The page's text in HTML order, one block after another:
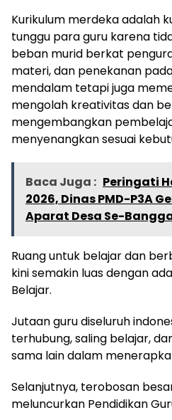
Kurikulum merdeka adalah
tunggu para guru karena
beban murid berkat
materi, dan penekanan
mendalam tetapi juga
mengolah kreativitas dan
mengembangkan
menyenangkan sesuai
Baca Juga : Peringati
2026, Dinas PMD-P3A
Aparat Desa Se-
Ruang untuk belajar dan
kini semakin luas dengan
Belajar.
Jutaan guru diseluruh
terhubung, saling belajar,
sama lain dalam
Selanjutnya, terobosan
meluncurkan Pendidikan